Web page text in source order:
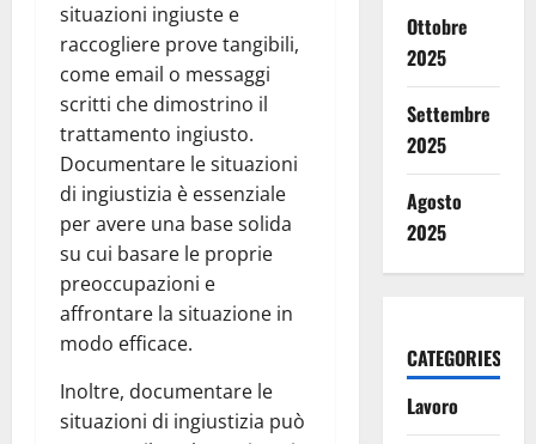
situazioni ingiuste e
raccogliere prove tangibili,
come email o messaggi
scritti che dimostrino il
trattamento ingiusto.
Documentare le situazioni
di ingiustizia è essenziale
per avere una base solida
su cui basare le proprie
preoccupazioni e
affrontare la situazione in
modo efficace.
Inoltre, documentare le
situazioni di ingiustizia può
Ottobre
2025
Settembre
2025
Agosto
2025
CATEGORIES
Lavoro